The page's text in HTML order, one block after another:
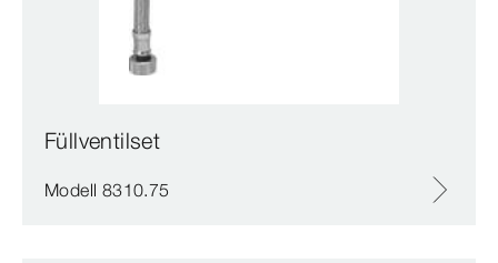
Füllventilset
Modell 8310.75